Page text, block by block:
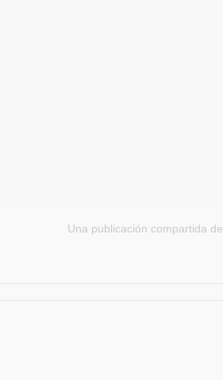
Una publicación compartida de